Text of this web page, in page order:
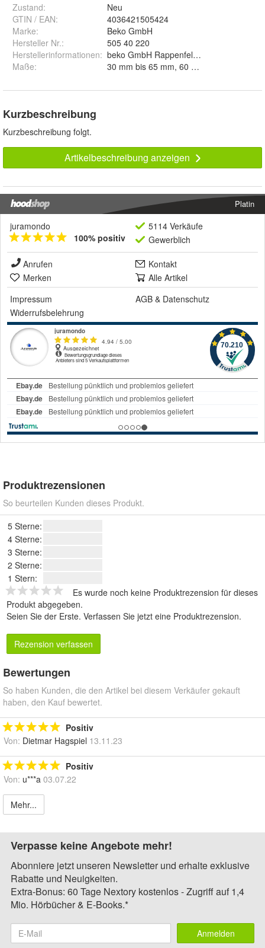
Zustand:
Neu
GTIN / EAN:
4036421505424
Marke:
Beko GmbH
Hersteller Nr.:
505 40 220
Herstellerinformationen: beko GmbH Rappenfeldstr. 5 86653
Maße:
Kurzbeschreibung
Kurzbeschreibung folgt.
Artikelbeschreibung anzeigen
Platin
juramondo
100% positiv
5114 Verkäufe
Gewerblich
Anrufen
Kontakt
Merken
Alle Artikel
Impressum
AGB & Datenschutz
Widerrufsbelehrung
Produktrezensionen
So beurteilen Kunden dieses Produkt.
5 Sterne:
4 Sterne:
3 Sterne:
2 Sterne:
1 Stern:
Es wurde noch keine Produktrezension für dieses
Produkt abgegeben.
Seien Sie der Erste. Verfassen Sie jetzt eine Produktrezension.
Rezension verfassen
Bewertungen
So haben Kunden, die den Artikel bei diesem Verkäufer gekauft
haben, den Kauf bewertet.
Positiv
Von: Dietmar Hagspiel 13.11.23
Positiv
Von: u***a 03.07.22
Mehr...
Verpasse keine Angebote mehr!
Abonniere jetzt unseren Newsletter und erhalte exklusive
Rabatte und Neuigkeiten.
Extra-Bonus: 60 Tage Nextory kostenlos - Zugriff auf 1,4
Mio. Hörbücher & E-Books.*
Anmelden